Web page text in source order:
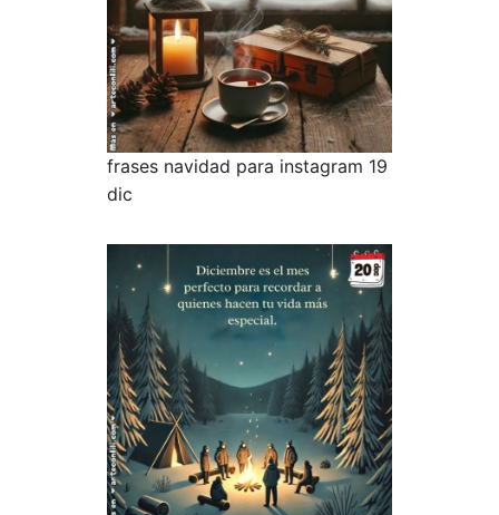
frases navidad para instagram 19
dic